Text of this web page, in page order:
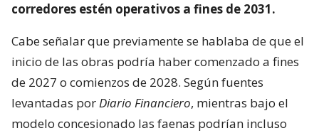
corredores estén operativos a fines de 2031.
Cabe señalar que previamente se hablaba de que el
inicio de las obras podría haber comenzado a fines
de 2027 o comienzos de 2028. Según fuentes
levantadas porDiario Financiero, mientras bajo el
modelo concesionado las faenas podrían incluso